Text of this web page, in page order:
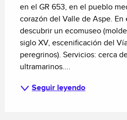
en el GR 653, en el pueblo
corazón del Valle de Aspe. En
descubrir un ecomuseo
siglo XV, escenificación del
peregrinos). Servicios: cerca
ultramarinos....
Seguir leyendo